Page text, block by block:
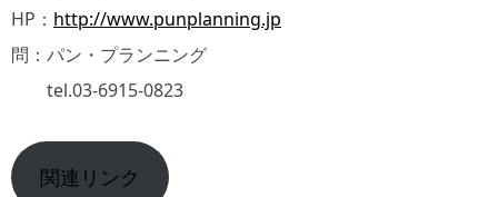
HP： http://www.punplanning.jp
問：パン・プランニング
tel.03-6915-0823
関連リンク